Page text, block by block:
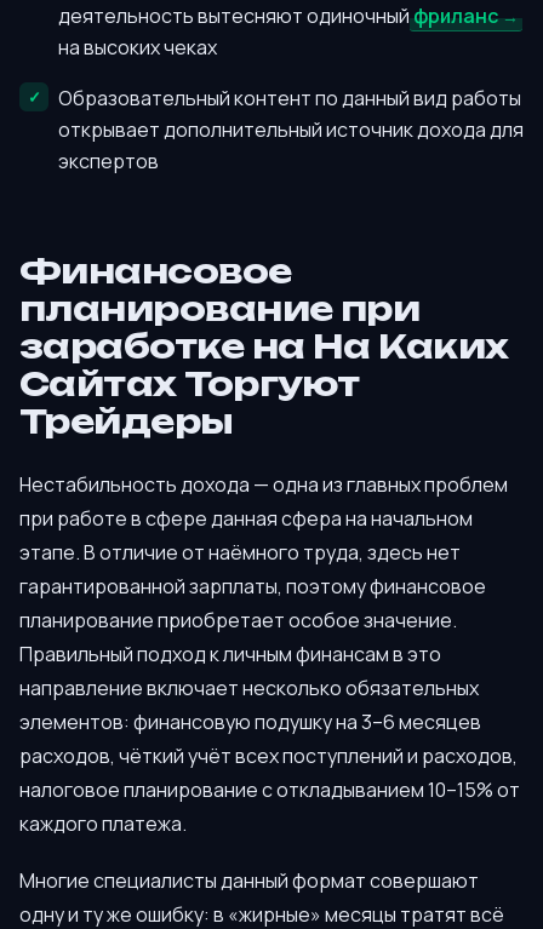
деятельность вытесняют одиночныйфриланс
на высоких чеках
Образовательный контент по данный вид работы
открывает дополнительный источник дохода для
экспертов
Финансовое
планирование при
заработке на На Каких
Сайтах Торгуют
Трейдеры
Нестабильность дохода — одна из главных проблем
при работе в сфере данная сфера на начальном
этапе. В отличие от наёмного труда, здесь нет
гарантированной зарплаты, поэтому финансовое
планирование приобретает особое значение.
Правильный подход к личным финансам в это
направление включает несколько обязательных
элементов: финансовую подушку на 3–6 месяцев
расходов, чёткий учёт всех поступлений и расходов,
налоговое планирование с откладыванием 10–15% от
каждого платежа.
Многие специалисты данный формат совершают
одну и ту же ошибку: в «жирные» месяцы тратят всё